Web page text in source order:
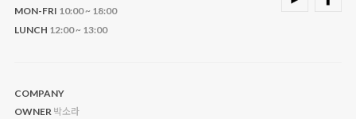
MON-FRI 10:00 ~ 18:00
LUNCH 12:00 ~ 13:00
COMPANY
OWNER 박소라